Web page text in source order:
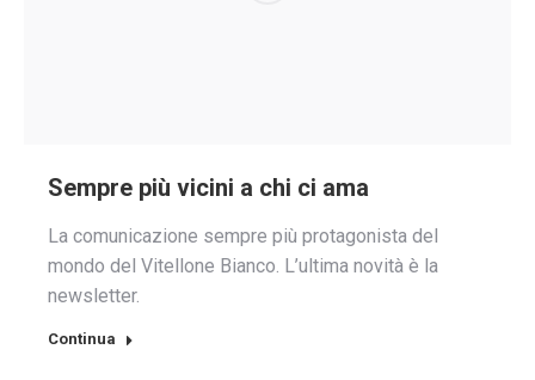
Sempre più vicini a chi ci ama
La comunicazione sempre più protagonista del
mondo del Vitellone Bianco. L’ultima novità è la
newsletter.
Continua